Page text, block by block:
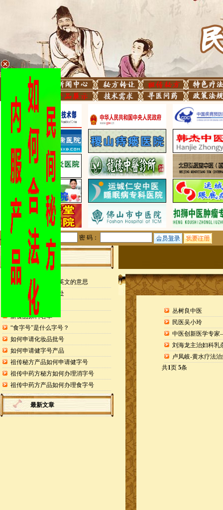
用户名： 密 码：
站内公告
检测报告封面缩写英文的意思
申请专利的25个好处
药食同源目录
新食品原料名单
“食字号”是什么字号？
如何申请化妆品批号
如何申请健字号产品
祖传秘方产品如何申请健字号
祖传中药方秘方如何办理消字号
祖传中药方产品如何办理食字号
最新文章
丛树良中医
民医吴小玲
中医创新医学专
刘海龙主治妇科乳
卢凤岐-黄水疗法
共1页 5条